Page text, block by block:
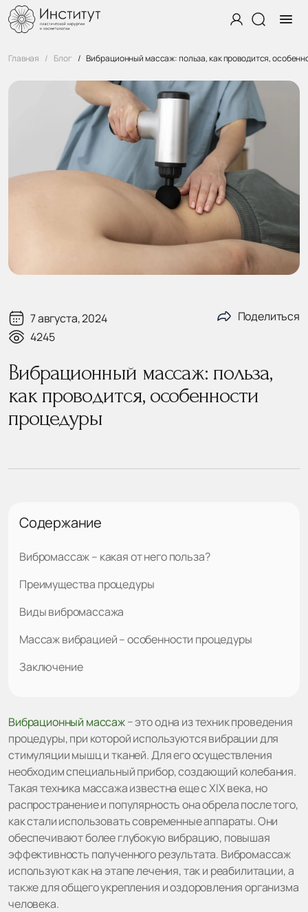
Главная Блог Вибрационный массаж: польза, как проводится,
7 августа, 2024
4245
Поделиться
Вибрационный массаж: польза,
как проводится, особенности
процедуры
Содержание
Вибромассаж – какая от него польза?
Преимущества процедуры
Виды вибромассажа
Массаж вибрацией – особенности процедуры
Заключение
Вибрационный массаж− это одна из техник проведения
процедуры, при которой используются вибрации для
стимуляции мышц и тканей. Для его осуществления
необходим специальный прибор, создающий колебания.
Такая техника массажа известна еще с XIX века, но
распространение и популярность она обрела после того,
как стали использовать современные аппараты. Они
обеспечивают более глубокую вибрацию, повышая
эффективность полученного результата. Вибромассаж
используют как на этапе лечения, так и реабилитации, а
также для общего укрепления и оздоровления организма
человека.